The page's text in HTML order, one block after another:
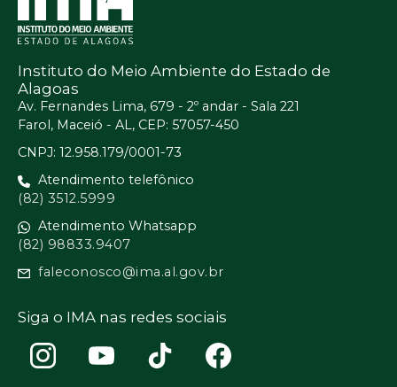
Instituto do Meio Ambiente do Estado de
Alagoas
Av. Fernandes Lima, 679 - 2º andar - Sala 221
Farol, Maceió - AL, CEP: 57057-450
CNPJ: 12.958.179/0001-73
Atendimento telefônico
(82) 3512.5999
Atendimento Whatsapp
(82) 98833.9407
faleconosco@ima.al.gov.br
Siga o IMA nas redes sociais